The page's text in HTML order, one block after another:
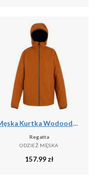
Męska Kurtka Wodoodporna Caspen
Regatta
ODZIEŻ MĘSKA
157.99 zł